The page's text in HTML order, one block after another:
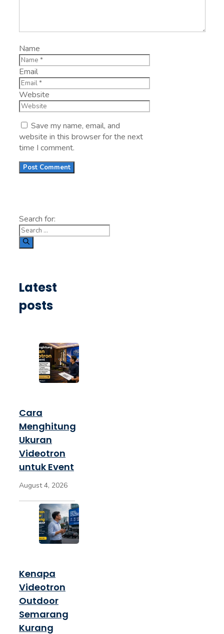
Name
Email
Website
Save my name, email, and
website in this browser for the next
time I comment.
Search for:
Latest
posts
Cara
Menghitung
Ukuran
Videotron
untuk Event
August 4, 2026
Kenapa
Videotron
Outdoor
Semarang
Kurang